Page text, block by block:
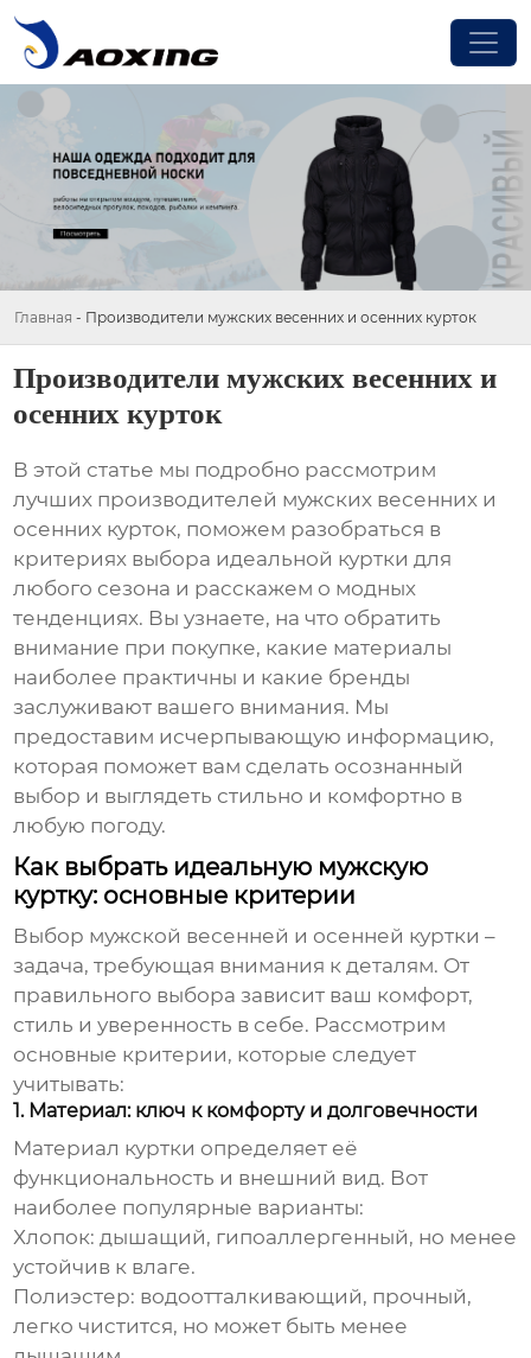
Главная - Производители мужских весенних и осенних курток
Производители мужских весенних и
осенних курток
В этой статье мы подробно рассмотрим
лучших производителей мужских весенних и
осенних курток, поможем разобраться в
критериях выбора идеальной куртки для
любого сезона и расскажем о модных
тенденциях. Вы узнаете, на что обратить
внимание при покупке, какие материалы
наиболее практичны и какие бренды
заслуживают вашего внимания. Мы
предоставим исчерпывающую информацию,
которая поможет вам сделать осознанный
выбор и выглядеть стильно и комфортно в
любую погоду.
Как выбрать идеальную мужскую
куртку: основные критерии
Выбор мужской весенней и осенней куртки –
задача, требующая внимания к деталям. От
правильного выбора зависит ваш комфорт,
стиль и уверенность в себе. Рассмотрим
основные критерии, которые следует
учитывать:
1. Материал: ключ к комфорту и долговечности
Материал куртки определяет её
функциональность и внешний вид. Вот
наиболее популярные варианты:
Хлопок: дышащий, гипоаллергенный, но менее
устойчив к влаге.
Полиэстер: водоотталкивающий, прочный,
легко чистится, но может быть менее